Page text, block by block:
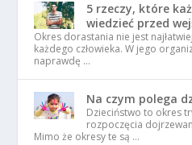
5 rzeczy, które
wiedzieć przed
Okres dorastania nie jest
każdego człowieka. W jego
naprawdę …
Na czym polega
Dzieciństwo to okres
rozpoczęcia
Mimo że okresy te są …